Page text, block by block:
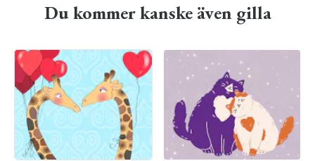
Du kommer kanske även gilla